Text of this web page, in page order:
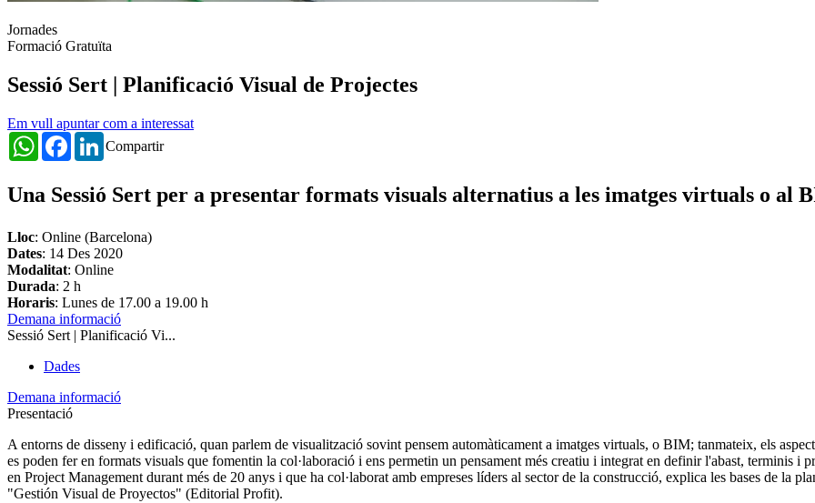
Jornades
Formació Gratuïta
Sessió Sert | Planificació Visual de Projectes
Em vull apuntar com a interessat
Compartir
WhatsAppFacebookLinkedIn
Una Sessió Sert per a presentar formats visuals alternatius a les imatges virtuals o al
Lloc: Online (Barcelona)
Dates: 14 Des 2020
Modalitat: Online
Durada: 2 h
Horaris: Lunes de 17.00 a 19.00 h
Demana informació
Sessió Sert | Planificació Vi...
Dades
Demana informació
Presentació
A entorns de disseny i edificació, quan parlem de visualització sovint pensem automàticament a imatges virtuals, o BIM; tanmateix, els
es poden fer en formats visuals que fomentin la col·laboració i ens permetin un pensament més creatiu i integrat en definir l'abast, terminis i
en Project Management durant més de 20 anys i que ha col·laborat amb empreses líders al sector de la construcció, explica les bases de la
"Gestión Visual de Proyectos" (Editorial Profit).